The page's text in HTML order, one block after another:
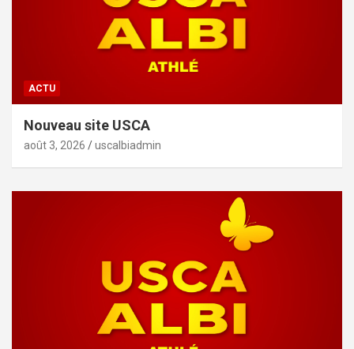
ACTU
Nouveau site USCA
août 3, 2026 uscalbiadmin